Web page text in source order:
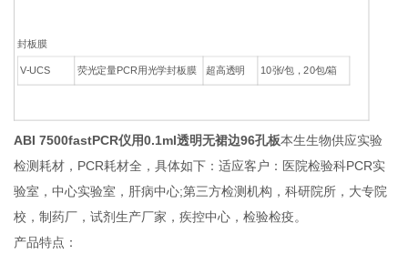
封板膜
V-UCS 荧光定量PCR用光学封板膜 超高透明 10张/包，20包/箱
ABI 7500fastPCR仪用0.1ml透明无裙边96孔板本生生物供应实验
检测耗材，PCR耗材全，具体如下：适应客户：医院检验科PCR实
验室，中心实验室，肝病中心;第三方检测机构，科研院所，大专院
校，制药厂，试剂生产厂家，疾控中心，检验检疫。
产品特点：